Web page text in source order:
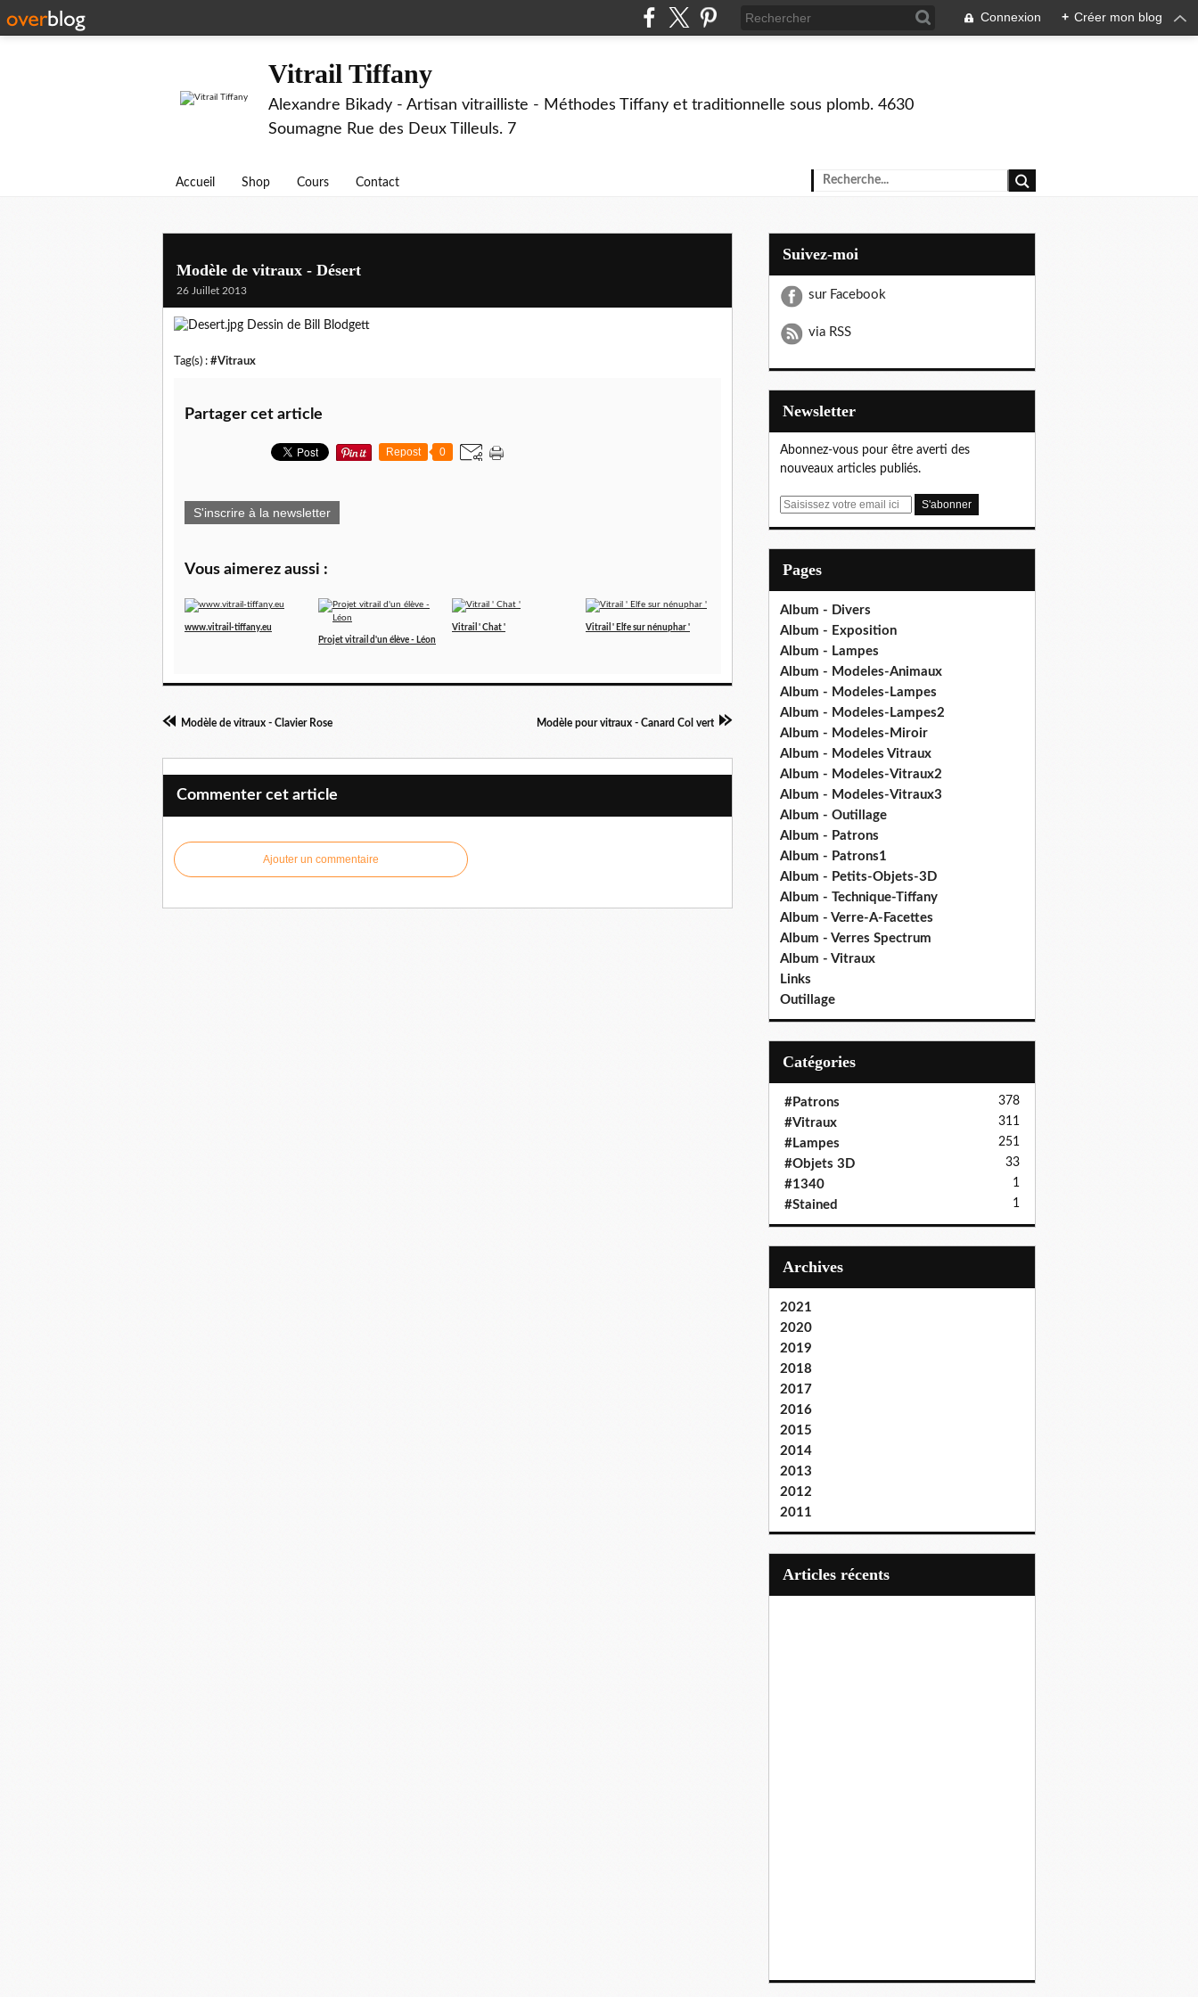
Connexion + Créer mon blog
Vitrail Tiffany
Alexandre Bikady - Artisan vitrailliste - Méthodes Tiffany et traditionnelle sous plomb. 4630
Soumagne Rue des Deux Tilleuls. 7
Accueil Shop Cours Contact
Modèle de vitraux - Désert
26 Juillet 2013
Dessin de Bill Blodgett
Tag(s) : #Vitraux
Partager cet article
Repost 0
S'inscrire à la newsletter
Vous aimerez aussi :
www.vitrail-tiffany.eu
Projet vitrail d'un élève - Léon
Vitrail ' Chat ' Vitrail ' Elfe sur nénuphar '
Modèle de vitraux - Clavier Rose Modèle pour vitraux - Canard Col vert
Commenter cet article
Ajouter un commentaire
Suivez-moi
sur Facebook
via RSS
Newsletter
Abonnez-vous pour être averti des
nouveaux articles publiés.
E
Pages
Album - Divers
Album - Exposition
Album - Lampes
Album - Modeles-Animaux
Album - Modeles-Lampes
Album - Modeles-Lampes2
Album - Modeles-Miroir
Album - Modeles Vitraux
Album - Modeles-Vitraux2
Album - Modeles-Vitraux3
Album - Outillage
Album - Patrons
Album - Patrons1
Album - Petits-Objets-3D
Album - Technique-Tiffany
Album - Verre-A-Facettes
Album - Verres Spectrum
Album - Vitraux
Links
Outillage
Catégories
#Patrons 378
#Vitraux 311
#Lampes 251
#Objets 3D 33
#1340 1
#Stained 1
Archives
2021
2020
2019
2018
2017
2016
2015
2014
2013
2012
2011
articles récents